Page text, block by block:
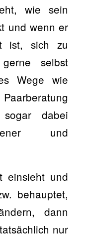
wie sein
und wenn er
ist, sich zu
selbst
Wege wie
dabei
und
einsieht und
behauptet,
dann
nur